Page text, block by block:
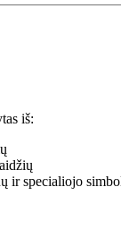
iš:
ir specialiojo